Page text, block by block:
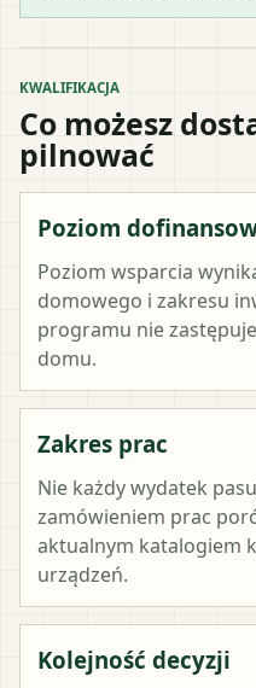
KWALIFIKACJA
Co możesz
pilnować
Poziom
Poziom wsparcia
domowego i zakresu
programu nie
domu.
Zakres prac
Nie każdy wydatek
zamówieniem prac
aktualnym katalogiem
urządzeń.
Kolejność decyzji